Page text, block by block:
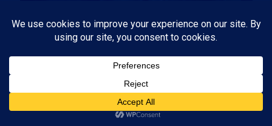
MP-09 इंदौर मध्यप्रदेश